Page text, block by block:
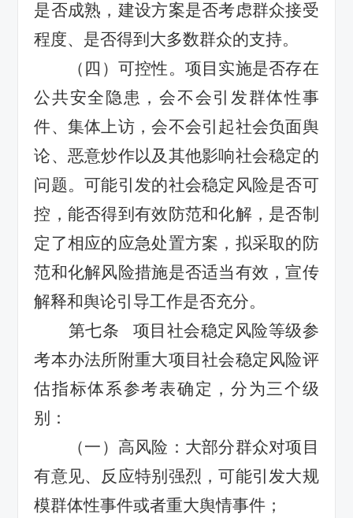
是否成熟， 建设方案是否考虑群众接受
程度、是否得到大多数群众的支持。
（四）可控性。项目实施是否存在
公共安全隐患，会不会引发群体性事
件、集体上访，会不会引起社会负面舆
论、恶意炒作以及其他影响社会稳定的
问题。可能引发的社会稳定风险是否可
控，能否得到有效防范和化解，是否制
定了相应的应急处置方案，拟采取的防
范和化解风险措施是否适当有效 ，宣传
解释和舆论引导工作是否充分。
第七条 项目社会稳定风险等级参
考本办法所附重大项目社会稳定风险评
估指标体系参考表确定 ， 分为三个级
别 ：
（一）高风险：大部分群众对项目
有意见、反应特别强烈，可能引发大规
模群体性事件或者重大舆情事件；